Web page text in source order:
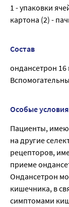
1 - упаковки
картона (2) -
Состав
ондансетрон 16
Особые условия
Пациенты,
на другие
рецепторов,
приеме
Ондансетрон
кишечника, в
симптомами